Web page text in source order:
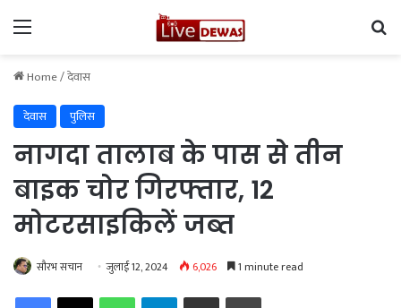
Menu
Home/देवास
देवास
पुलिस
नागदा तालाब के पास से तीन
बाइक चोर गिरफ्तार, 12
मोटरसाइकिलें जब्त
सौरभ सचान जुलाई 12, 2024 6,026 1 minute read
FacebookX WhatsAppTelegramShare via Email Print